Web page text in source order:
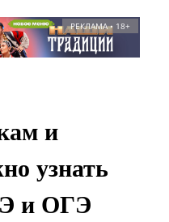
РЕКЛАМА • 18+
и
узнать
и ОГЭ